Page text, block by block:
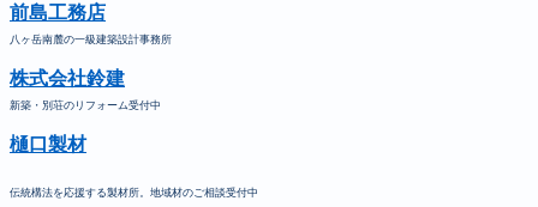
前島工務店
八ヶ岳南麓の一級建築設計事務所
株式会社鈴建
新築・別荘のリフォーム受付中
樋口製材
伝統構法を応援する製材所。地域材のご相談受付中